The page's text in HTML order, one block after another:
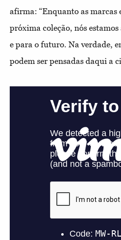
afirma: “Enquanto as marcas
próxima coleção, nós estamos
e para o futuro. Na verdade,
podem ser pensadas daqui a